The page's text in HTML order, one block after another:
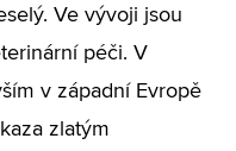
Ve vývoji jsou
péči. V
v západní Evropě
zlatým